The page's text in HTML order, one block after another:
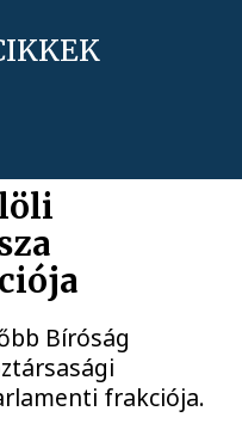
Bíróság
frakciója.